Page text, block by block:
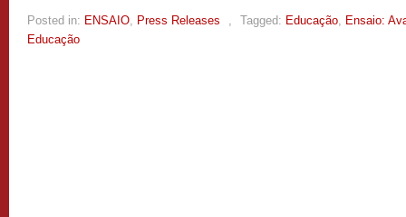
Posted in: ENSAIO, Press Releases , Tagged: Educação, Ensaio:
Educação